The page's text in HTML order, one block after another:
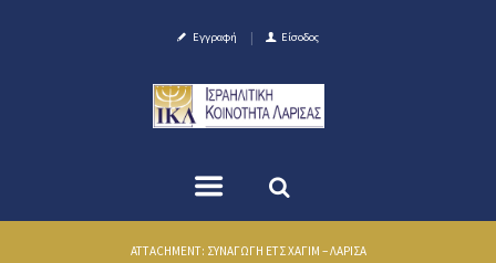
Εγγραφή Είσοδος
ATTACHMENT: ΣΥΝΑΓΩΓΉ ΈΤΣ ΧΑΓΙΜ – ΛΆΡΙΣΑ